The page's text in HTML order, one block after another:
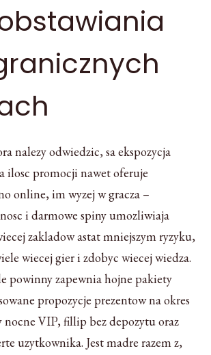
nalezy odwiedzic, sa ekspozycja
ilosc promocji nawet oferuje
online, im wyzej w gracza –
i darmowe spiny umozliwiaja
zakladow astat mniejszym ryzyku,
wiecej gier i zdobyc wiecej wiedza.
powinny zapewnia hojne pakiety
propozycje prezentow na okres
nocne VIP, fillip bez depozytu oraz
uzytkownika. Jest madre razem z,